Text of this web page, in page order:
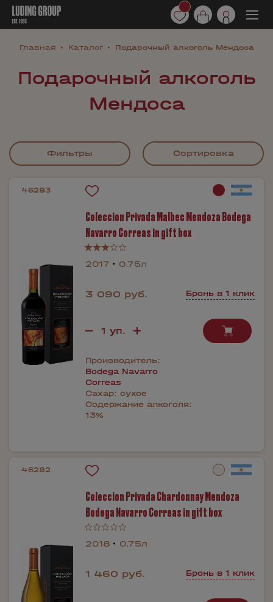
Главная Каталог Подарочный алкоголь Мендоса
Подарочный алкоголь
Мендоса
Фильтры Сортировка
46283
Coleccion Privada Malbec Mendoza Bodega
Navarrо Correas in gift box
2017 0.75л
3 090 руб. Бронь в 1 клик
Производитель:
Bodega Navarro
Correas
Сахар: сухое
Содержание алкоголя:
13%
46282
Coleccion Privada Chardonnay Mendoza
Bodega Navarrо Correas in gift box
2018 0.75л
1 460 руб. Бронь в 1 клик